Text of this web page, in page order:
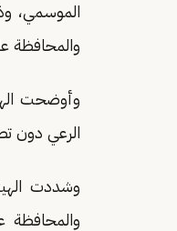
الموسمي،
والمحافظة
وأوضحت
الرعي دون
وشددت
والمحافظة